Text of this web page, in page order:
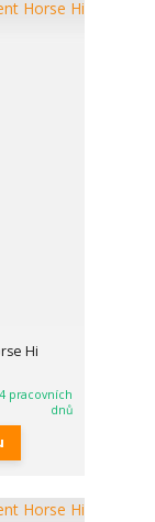
Hi
pracovních
dnů